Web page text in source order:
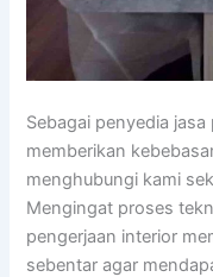
Sebagai penyedia
memberikan
menghubungi kami
Mengingat proses
pengerjaan interior
sebentar agar